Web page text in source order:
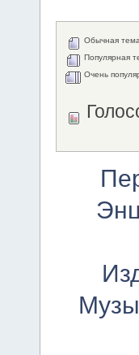
Обычная тема
Популярная
Очень